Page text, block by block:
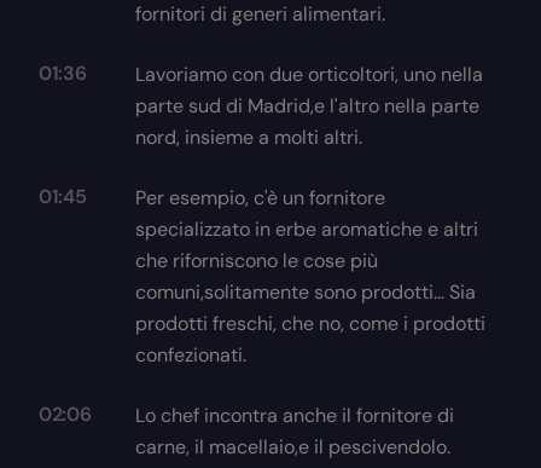
fornitori di generi alimentari.
01:36
Lavoriamo con due orticoltori, uno nella
parte sud di Madrid,e l'altro nella parte
nord, insieme a molti altri.
01:45
Per esempio, c'è un fornitore
specializzato in erbe aromatiche e altri
che riforniscono le cose più
comuni,solitamente sono prodotti… Sia
prodotti freschi, che no, come i prodotti
confezionati.
02:06
Lo chef incontra anche il fornitore di
carne, il macellaio,e il pescivendolo.